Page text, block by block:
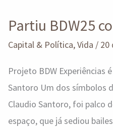
Partiu BDW25
Capital & Política,Vida / 20
Projeto BDW Experiências
Santoro Um dos símbolos
Claudio Santoro, foi palco
espaço, que já sediou
com
simbólico
de
máscaras